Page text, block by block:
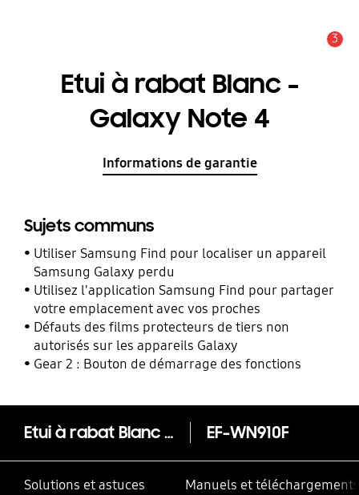
3
Etui à rabat Blanc -
Galaxy Note 4
Informations de garantie
Sujets communs
Utiliser Samsung Find pour localiser un appareil
Samsung Galaxy perdu
Utilisez l'application Samsung Find pour partager
votre emplacement avec vos proches
Défauts des films protecteurs de tiers non
autorisés sur les appareils Galaxy
Gear 2 : Bouton de démarrage des fonctions
Etui à rabat Blanc - Galaxy Note 4 EF-WN910F
Solutions et astuces Manuels et téléchargements